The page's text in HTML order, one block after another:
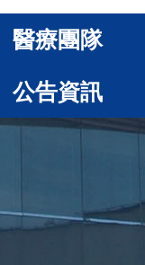
醫療團隊
公告資訊